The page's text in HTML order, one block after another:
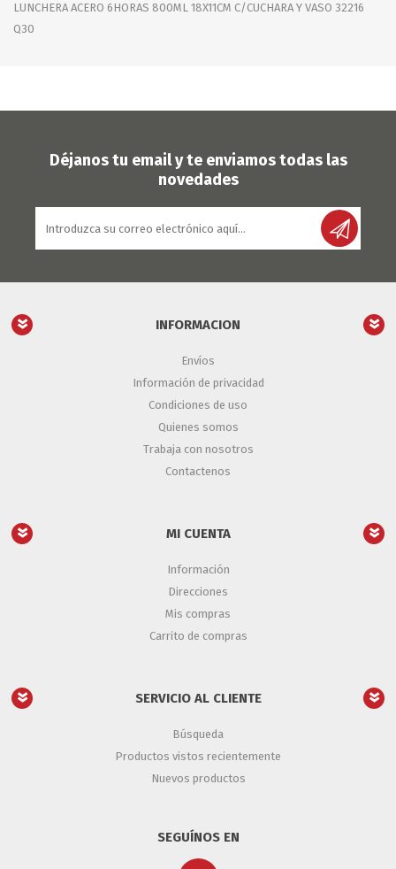
LUNCHERA ACERO 6HORAS 800ML 18X11CM C/CUCHARA Y VASO 32216
Q30
Déjanos tu email y te enviamos todas las
novedades
INFORMACION
Envíos
Información de privacidad
Condiciones de uso
Quienes somos
Trabaja con nosotros
Contactenos
MI CUENTA
Información
Direcciones
Mis compras
Carrito de compras
SERVICIO AL CLIENTE
Búsqueda
Productos vistos recientemente
Nuevos productos
SEGUÍNOS EN